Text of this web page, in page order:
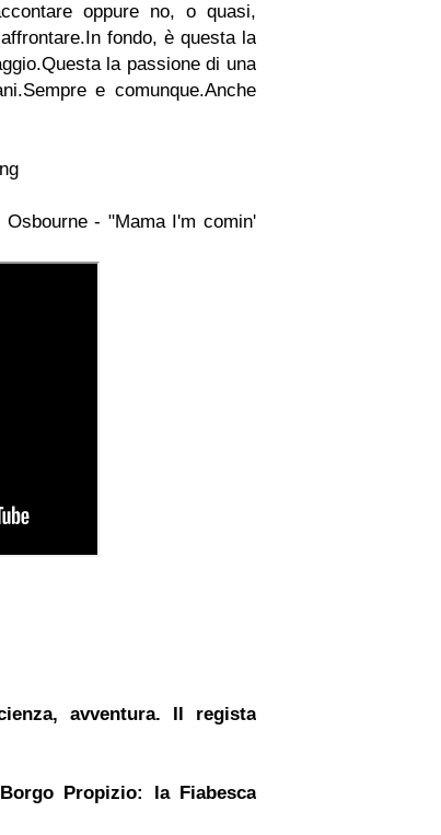
oppure no, o quasi,
fondo, è questa la
la passione di una
e comunque.Anche
- "Mama I'm comin'
avventura. Il regista
Propizio: la Fiabesca